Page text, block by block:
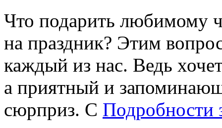
Что подарить любимому
на праздник? Этим
каждый из нас. Ведь
а приятный и
сюрприз. С Подробности